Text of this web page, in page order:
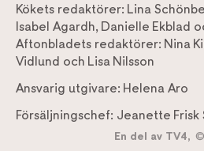
Kökets redaktörer: Lina
Isabel Agardh, Danielle Ekblad
Aftonbladets redaktörer: Nina
Vidlund och Lisa Nilsson
Ansvarig utgivare: Helena Aro
Försäljningschef: Jeanette Frisk
En del av TV4,